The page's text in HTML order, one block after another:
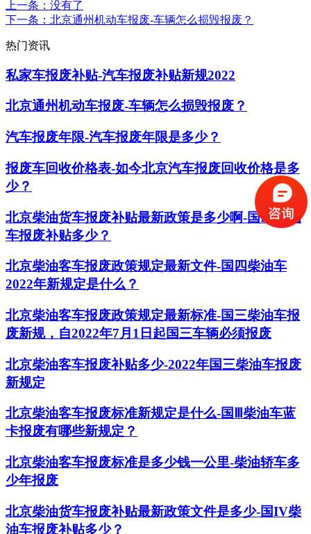
上一条 ：没有了
下一条 ：北京通州机动车报废-车辆怎么损毁报废？
热门资讯
私家车报废补贴-汽车报废补贴新规2022
北京通州机动车报废-车辆怎么损毁报废？
汽车报废年限-汽车报废年限是多少？
报废车回收价格表-如今北京汽车报废回收价格是多
少？
北京柴油货车报废补贴最新政策是多少啊-国IV柴油
车报废补贴多少？
北京柴油客车报废政策规定最新文件-国四柴油车
2022年新规定是什么？
北京柴油客车报废政策规定最新标准-​国三柴油车报
废新规，自2022年7月1日起国三车辆必须报废
北京柴油客车报废补贴多少-2022年国三柴油车报废
新规定
北京柴油客车报废标准新规定是什么-国Ⅲ柴油车蓝
卡报废有哪些新规定？
北京柴油客车报废标准是多少钱一公里-柴油轿车多
少年报废
北京柴油货车报废补贴最新政策文件是多少-国IV柴
油车报废补贴多少？